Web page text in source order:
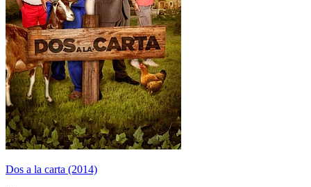
Dos a la carta (2014)